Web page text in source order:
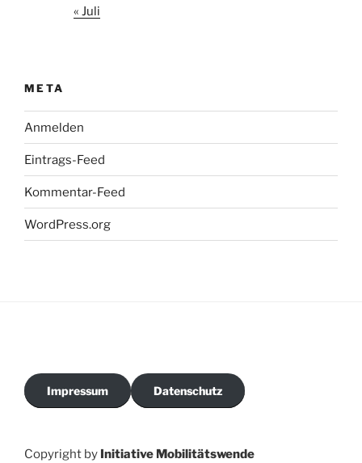
« Juli
META
Anmelden
Eintrags-Feed
Kommentar-Feed
WordPress.org
Impressum Datenschutz
Copyright by Initiative Mobilitätswende